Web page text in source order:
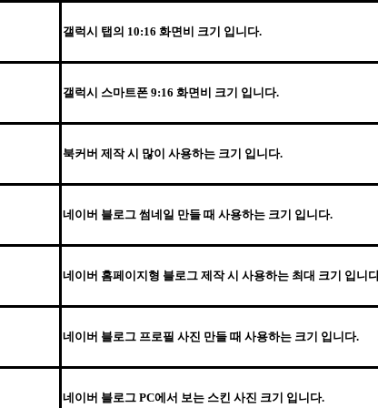
갤럭시 탭의 10:16 화면비 크기 입니다.
갤럭시 스마트폰 9:16 화면비 크기 입니다.
북커버 제작 시 많이 사용하는 크기 입니다.
네이버 블로그 썸네일 만들 때 사용하는 크기 입니다.
네이버 홈페이지형 블로그 제작 시 사용하는 최대 크기 입니
네이버 블로그 프로필 사진 만들 때 사용하는 크기 입니다.
네이버 블로그 PC에서 보는 스킨 사진 크기 입니다.